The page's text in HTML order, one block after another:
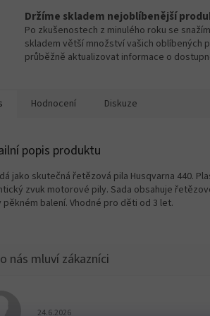
Držíme skladem nejoblíbenější
Po zkušenostech z minulého roku se
skladem větší množství vašich oblíbených
průběžně aktualizovat informace o
Hodnocení Diskuze
popis produktu
jako skutečná řetězová pila Husqvarna 440.
zvuk motorové pily. Sada obsahuje
pěkném balení. Vhodné pro děti od 3 let.
Hodnocení obchodu je 5 z 5 hvězdiček.
24.6.2026